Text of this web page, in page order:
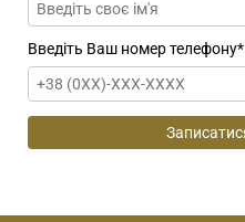
Введіть Ваш номер телефону*